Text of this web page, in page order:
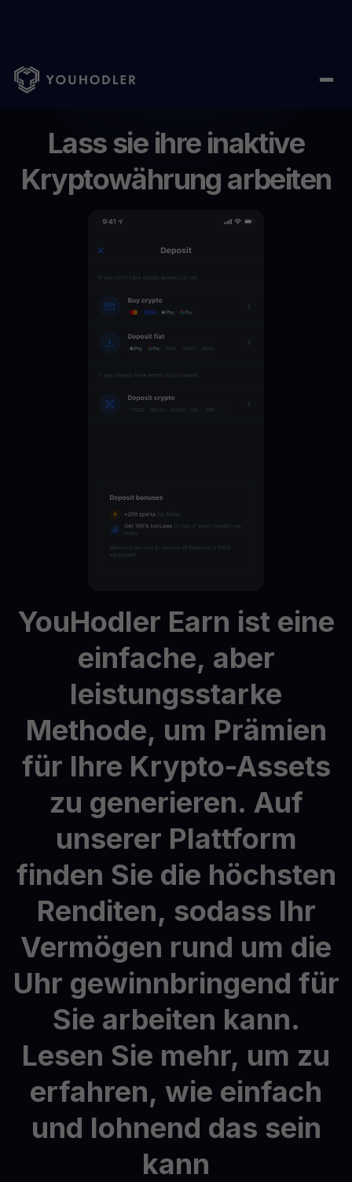
Home
Lasssie ihre inaktive
Kryptowährung arbeiten
YouHodler Earn ist eine
einfache, aber
leistungsstarke
Methode, um Prämien
für Ihre Krypto-Assets
zu generieren. Auf
unserer Plattform
finden Sie die höchsten
Renditen, sodass Ihr
Vermögen rund um die
Uhr gewinnbringend für
Sie arbeiten kann.
Lesen Sie mehr, um zu
erfahren, wie einfach
und lohnend das sein
kann